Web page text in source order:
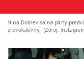
Nina Dobrev sa na párty
provokatívny. (Zdroj: